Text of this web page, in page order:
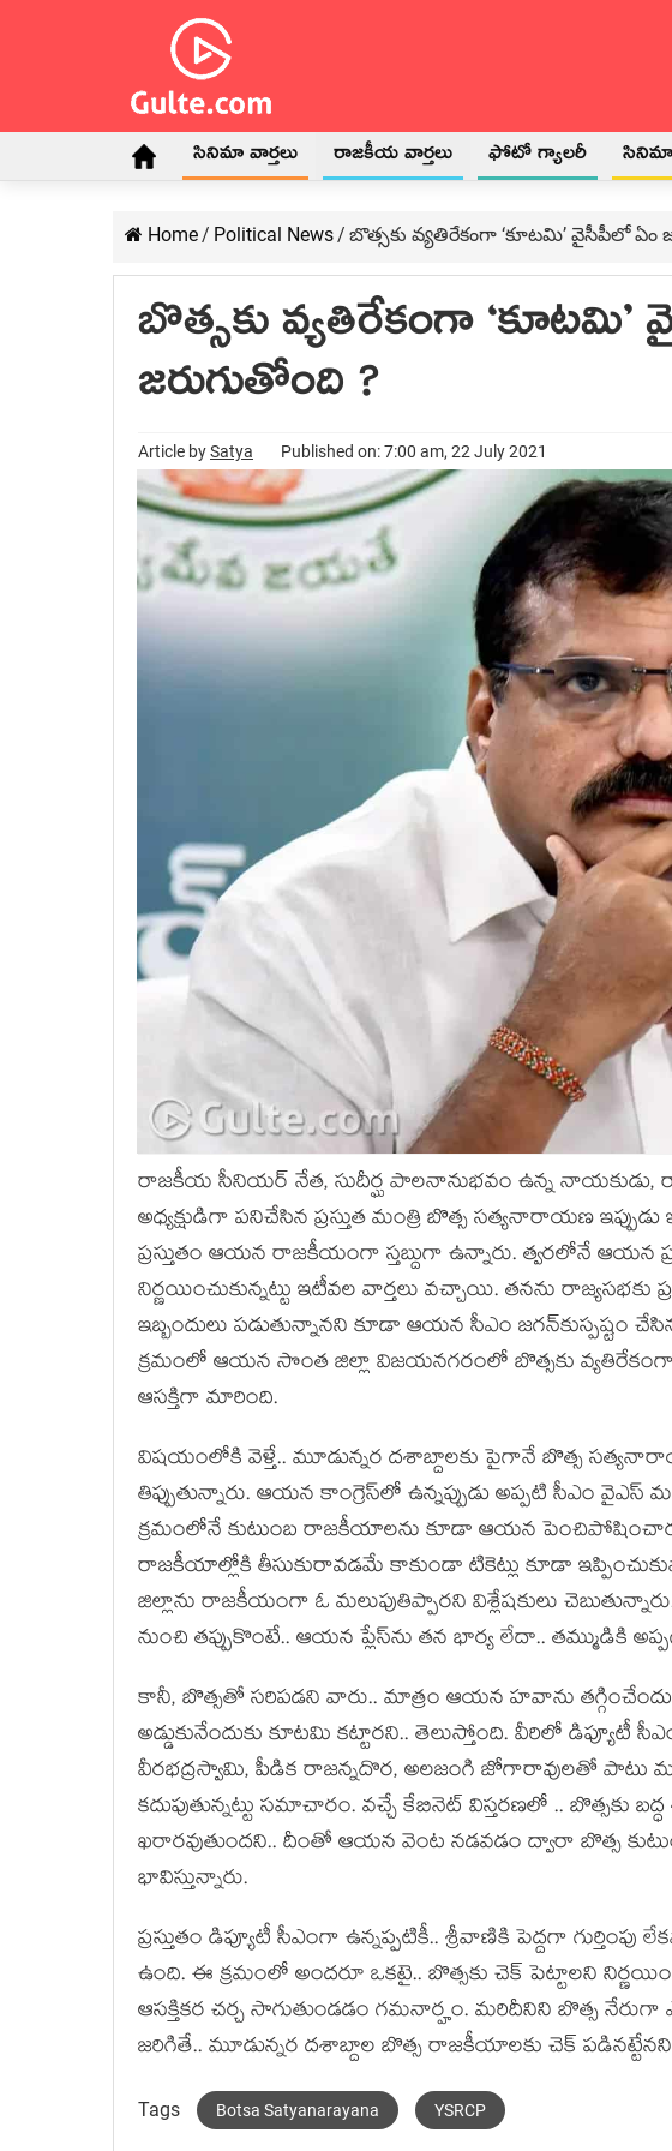
సినిమా వార్తలు రాజకీయ వార్తలు ఫోటో గ్యాలరీ సినిమా
Home/ Political News/ బొత్స‌కు వ్య‌తిరేకంగా ‘కూట‌మి’ వైసీపీలో ఏం
బొత్స‌కు వ్య‌తిరేకంగా
జ‌రుగుతోంది ?
Article bySatya Published on: 7:00 am, 22 July 2021
రాజ‌కీయ సీనియ‌ర్ నేత‌, సుదీర్ఘ పాల‌నానుభ‌వం ఉన్న నాయ‌కుడు,
అధ్య‌క్షుడిగా ప‌నిచేసిన ప్ర‌స్తుత మంత్రి బొత్స స‌త్య‌నారాయ‌ణ
ప్ర‌స్తుతం ఆయ‌న రాజ‌కీయంగా స్త‌బ్దుగా ఉన్నారు. త్వ‌ర‌లోనే ఆయ‌న
నిర్ణ‌యించుకున్న‌ట్టు ఇటీవ‌ల వార్త‌లు వ‌చ్చాయి. త‌న‌ను
ఇబ్బందులు ప‌డుతున్నాన‌ని కూడా ఆయ‌న సీఎం జ‌గ‌న్‌కుస్ప‌ష్టం
క్ర‌మంలో ఆయ‌న సొంత జిల్లా విజ‌య‌న‌గ‌రంలో బొత్స‌కు వ్య‌తిరేకంగా
ఆస‌క్తిగా మారింది.
విష‌యంలోకి వెళ్తే.. మూడున్న‌ర ద‌శాబ్దాల‌కు పైగానే బొత్స
తిప్పుతున్నారు. ఆయ‌న కాంగ్రెస్‌లో ఉన్న‌ప్పుడు అప్ప‌టి సీఎం
క్ర‌మంలోనే కుటుంబ రాజ‌కీయాల‌ను కూడా ఆయ‌న
రాజ‌కీయాల్లోకి తీసుకురావడమే కాకుండా టికెట్లు కూడా
జిల్లాను రాజ‌కీయంగా ఓ మ‌లుపుతిప్పార‌ని విశ్లేష‌కులు
నుంచి త‌ప్పుకొంటే.. ఆయ‌న ప్లేస్‌ను త‌న భార్య లేదా.. త‌మ్ముడికి
కానీ, బొత్సతో స‌రిప‌డని వారు.. మాత్రం ఆయ‌న హ‌వాను
అడ్డుకునేందుకు కూట‌మి క‌ట్టార‌ని.. తెలుస్తోంది. వీరిలో డిప్యూటీ
వీరభద్రస్వామి, పీడిక రాజన్నదొర, అలజంగి జోగారావులతో పాటు
క‌దుపుతున్న‌ట్టు స‌మాచారం. వ‌చ్చే కేబినెట్ విస్త‌ర‌ణ‌లో .. బొత్స‌కు బ‌ద్ధ
ఖరార‌వుతుంద‌ని.. దీంతో ఆయ‌న వెంట న‌డ‌వ‌డం ద్వారా బొత్స
భావిస్తున్నారు.
ప్ర‌స్తుతం డిప్యూటీ సీఎంగా ఉన్న‌ప్ప‌టికీ.. శ్రీవాణికి పెద్ద‌గా
ఉంది. ఈ క్ర‌మంలో అంద‌రూ ఒక‌టై.. బొత్స‌కు చెక్ పెట్టాల‌ని
ఆస‌క్తిక‌ర చ‌ర్చ సాగుతుండ‌డం గ‌మ‌నార్హం. మ‌రిదీనిని బొత్స
జ‌రిగితే.. మూడున్న‌ర ద‌శాబ్దాల బొత్స రాజ‌కీయాల‌కు చెక్ ప‌డిన‌ట్టేన‌ని
Tags Botsa Satyanarayana YSRCP